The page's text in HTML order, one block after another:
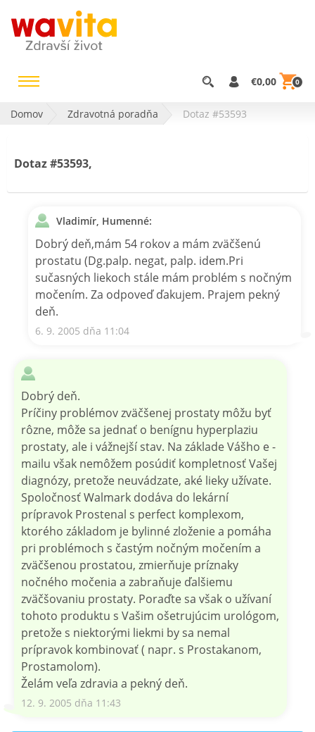
€0,00 0
Domov Zdravotná poradňa Dotaz #53593
Dotaz #53593,
Vladimír, Humenné:
Dobrý deň,mám 54 rokov a mám zväčšenú
prostatu (Dg.palp. negat, palp. idem.Pri
sučasných liekoch stále mám problém s nočným
močením. Za odpoveď ďakujem. Prajem pekný
deň.
6. 9. 2005 dňa 11:04
Dobrý deň.
Príčiny problémov zväčšenej prostaty môžu byť
rôzne, môže sa jednať o benígnu hyperplaziu
prostaty, ale i vážnejší stav. Na základe Vášho e -
mailu však nemôžem posúdiť kompletnosť Vašej
diagnózy, pretože neuvádzate, aké lieky užívate.
Spoločnosť Walmark dodáva do lekární
prípravok Prostenal s perfect komplexom,
ktorého základom je bylinné zloženie a pomáha
pri problémoch s častým nočným močením a
zväčšenou prostatou, zmierňuje príznaky
nočného močenia a zabraňuje ďalšiemu
zväčšovaniu prostaty. Poraďte sa však o užívaní
tohoto produktu s Vašim ošetrujúcim urológom,
pretože s niektorými liekmi by sa nemal
prípravok kombinovať ( napr. s Prostakanom,
Prostamolom).
Želám veľa zdravia a pekný deň.
12. 9. 2005 dňa 11:43